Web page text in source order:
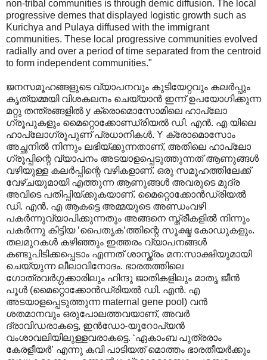
non-tribal communities is through demic diffusion. The local
progressive demes that displayed logistic growth such as
Kurichya and Pulaya diffused with the immigrant
communities. These local progressive communities evolved
radially and over a period of time separated from the centroid
to form independent communities."
ജനസമൂഹങ്ങളുടെ വ്യാപനവും കുടിയേറ്റവും കലര്‍പ്പും
കൃത്യമ്മയി വിശകലനം ചെയ്യാന്‍‍ ഇന്ന് ഉപയോഗിക്കുന്ന
മറ്റു തന്ത്രങ്ങളില്‍ y ക്രൊമൊസോമിലെ ഹാപ്ലോ
ഗ്രൂപുകളും മൈറ്റൊക്കോണ്ഡ്രിയല്‍ ഡി. എന്‍. എ യിലെ
ഹാപ്ലോഗ്രൂപുണ് പ്രധാനികള്‍. Y ക്രോമൊസോം
അച്ഛനില്‍ നിന്നും ലഭിയ്ക്കുന്നതാണ്, അതിലെ ഹാപ്ലോ
ഗ്രൂപ്പിന്റെ വ്യാപനം അടയാളപ്പെടുത്തുന്നത് ആണുങ്ങള്‍
വഴിയുള്ള കലര്‍പ്പിന്റെ വഴികളാണ്. ഒരു സമൂഹത്തിലേക്ക്
വേഴ്ചയുമായി എത്തുന്ന ആണുങ്ങള്‍ അവരുടെ മുദ്ര
അവിടെ പതിപ്പിയ്ക്കുകയാണ്. മൈറ്റൊക്കോന്‍ഡ്രിയല്‍
ഡി. എന്‍. എ ആകട്ടെ അമ്മയുടെ അണ്ഡംവഴി
പകര്‍ന്നുവ്യാപിക്കുന്നതും അങ്ങനെ സ്ത്രീകളില്‍ നിന്നും
പകര്‍ന്നു കിട്ടിയ ‘പൈതൃക‘ത്തിന്റെ സൂക്ഷ്മ കോഡുകളും.
തലമുറകള്‍ കഴിഞ്ഞും ഇത്തരം വ്യാപനങ്ങള്‍
കണ്ടുപിടിക്കപ്പെടാം എന്നത് ശാസ്ത്രം മന:സാക്ഷിയുമായി
ചെയ്യുന്ന ലീലാവിനോദം. ഭാരതത്തിലെ
ഗോത്രവര്‍ഗ്ഗക്കാരിലും ഹിന്ദു ജാതികളിലും മാതൃ ജീന്‍
പൂള്‍ (മൈറ്റൊക്കോന്‍ഡ്രിയല്‍ ഡി. എന്‍. എ
അടയാളപ്പെടുത്തുന്ന maternal gene pool) വന്‍
ശതമാനവും ഒരുപോലത്തവയാണ്, അവര്‍
ദ്രാവിഡരാകട്ടെ, ഇന്‍ഡോ-യൂറോപ്യന്‍
വംശാവലിയിലുള്ളവരാകട്ടെ. ‘ഏകാംബ പുത്രരാം
കേരളീയര്‍’ എന്നു കവി പാടിയത് മൊത്തം ഭാരതീയര്‍ക്കും